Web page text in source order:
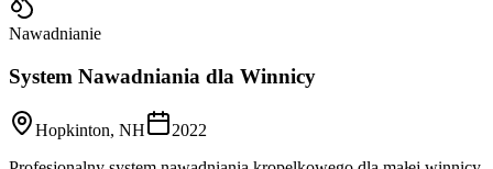
Nawadnianie
System Nawadniania dla Winnicy
Hopkinton, NH
2022